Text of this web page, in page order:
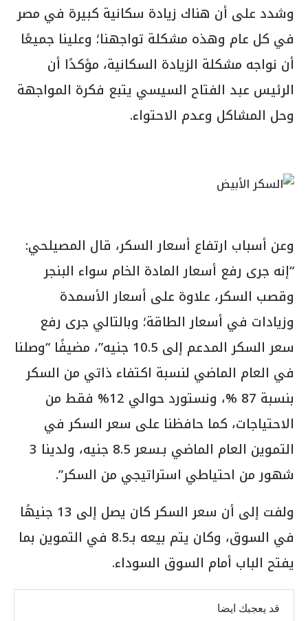
وشدد على أن هناك زيادة سكانية كبيرة في مصر
في كل عام وهذه مشكلة تواجهنا؛ وعلينا جميعًا
أن نواجه مشكلة الزيادة السكانية، مؤكدًا أن
الرئيس عبد الفتاح السيسي يتبع فكرة المواجهة
وحل المشاكل وعدم الاحتواء.
وعن أسباب ارتفاع أسعار السكر، قال المصيلحي:
“إنه جرى رفع أسعار المادة الخام سواء البنجر
وقصب السكر، علاوة على أسعار الأسمدة
وزيادات في أسعار الطاقة؛ وبالتالي جرى رفع
سعر السكر المدعم إلى 10.5 جنيه”، مضيفًا “وصلنا
في العام الماضي لنسبة اكتفاء ذاتي من السكر
بنسبة 87 %، ونستورد حوالي 12% فقط من
الاحتياجات، كما حافظنا على سعر السكر في
التموين العام الماضي بـسعر 8.5 جنيه، ولدينا 3
شهور من احتياطي استراتيجي من السكر”.
ولفت إلى أن سعر السكر كان يصل إلى 13 جنيهًا
في السوق، وكان يتم بيعه بـ8.5 في التموين بما
يفتح الباب أمام السوق السوداء.
قد يعجبك ايضا